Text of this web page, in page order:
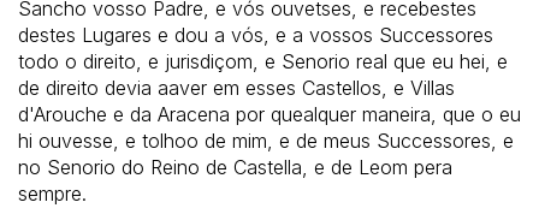
Sancho vosso Padre, e vós ouvetses, e recebestes
destes Lugares e dou a vós, e a vossos Successores
todo o direito, e jurisdiçom, e Senorio real que eu hei, e
de direito devia aaver em esses Castellos, e Villas
d'Arouche e da Aracena por quealquer maneira, que o eu
hi ouvesse, e tolhoo de mim, e de meus Successores, e
no Senorio do Reino de Castella, e de Leom pera
sempre.